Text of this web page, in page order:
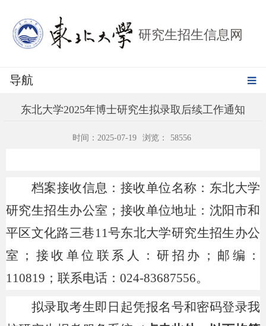
研究生招生信息网
导航
东北大学2025年博士研究生拟录取后续工作通知
时间：2025-07-19 浏览： 58556
档案接收信息：接收单位名称：东北大学
研究生招生办公室；接收单位地址：沈阳市和
平区文化路三巷11号东北大学研究生招生办公
室；接收单位联系人：研招办；邮编：
110819；联系电话：024-83687556。
拟录取考生即日起凭报名号和密码登录我